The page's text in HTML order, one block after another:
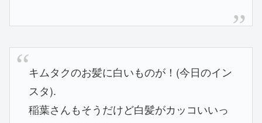
キムタクのお髪に白いものが！(今日のイン
スタ).
稲葉さんもそうだけど白髪がカッコいいっ